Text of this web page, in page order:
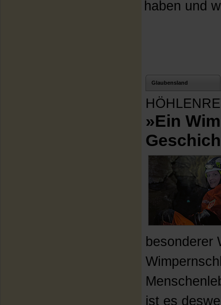
haben und
Glaubensland
»Ein
besonderer
ist es